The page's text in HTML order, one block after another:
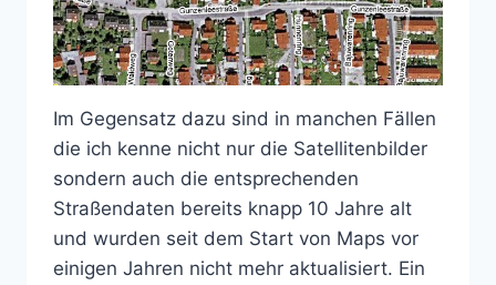
Im Gegensatz dazu sind in manchen Fällen
die ich kenne nicht nur die Satellitenbilder
sondern auch die entsprechenden
Straßendaten bereits knapp 10 Jahre alt
und wurden seit dem Start von Maps vor
einigen Jahren nicht mehr aktualisiert. Ein